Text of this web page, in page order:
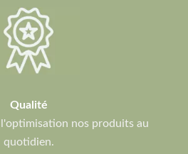
Qualité
nos produits au
quotidien.